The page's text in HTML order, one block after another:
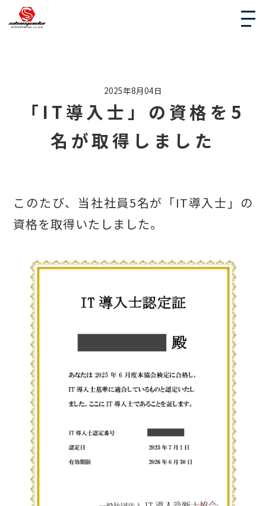
2025年8月04日
「IT導入士」の資格を5
名が取得しました
このたび、当社社員5名が「IT導入士」の
資格を取得いたしました。